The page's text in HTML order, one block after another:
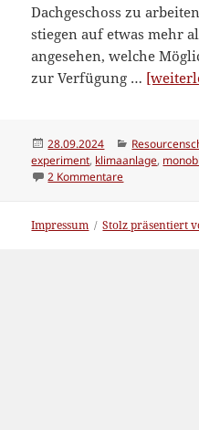
Dachgeschoss zu
stiegen auf etwas mehr
angesehen, welche
zur Verfügung …
Veröffentlicht
am
28.09.2024 Kategorien
experiment, klimaanlage,
2 Kommentarezu
Impressum Stolz präsentiert